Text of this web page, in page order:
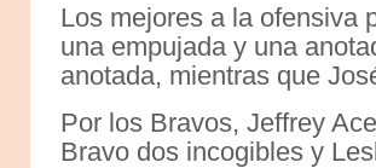
Los mejores a la ofensiva
una empujada y una
anotada, mientras que
Por los Bravos, Jeffrey
Bravo dos incogibles y